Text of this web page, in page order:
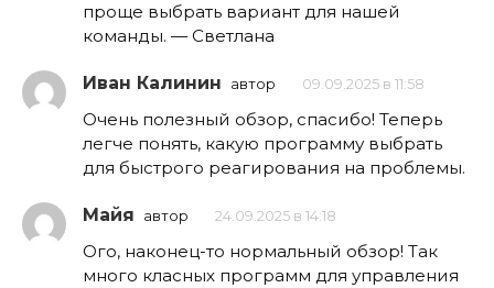
проще выбрать вариант для нашей
команды. — Светлана
Иван Калинин автор 09.09.2025 в 11:58
Очень полезный обзор, спасибо! Теперь
легче понять, какую программу выбрать
для быстрого реагирования на проблемы.
Майя автор 24.09.2025 в 14:18
Ого, наконец-то нормальный обзор! Так
много класных программ для управления